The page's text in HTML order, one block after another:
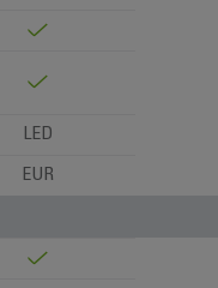
LED
EUR